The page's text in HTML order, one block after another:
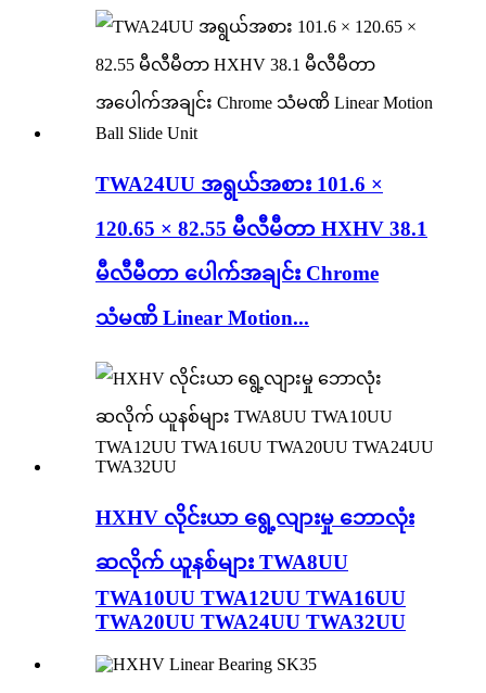
TWA24UU အရွယ်အစား 101.6 ×
120.65 × 82.55 မီလီမီတာ HXHV 38.1
မီလီမီတာ ပေါက်အချင်း Chrome
သံမဏိ Linear Motion...
HXHV လိုင်းယာ ရွေ့လျားမှု ဘောလုံး
ဆလိုက် ယူနစ်များ TWA8UU
TWA10UU TWA12UU TWA16UU
TWA20UU TWA24UU TWA32UU